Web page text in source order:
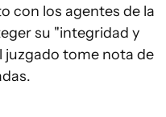
con los agentes de la
su "integridad y
juzgado tome nota de